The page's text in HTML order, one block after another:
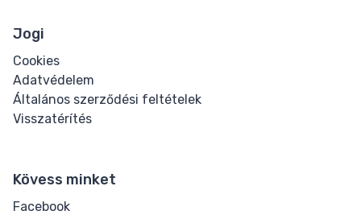
HTML
Input
Input Button
Jogi
Cookies
Adatvédelem
Általános szerződési feltételek
Visszatérítés
Kövess minket
Facebook